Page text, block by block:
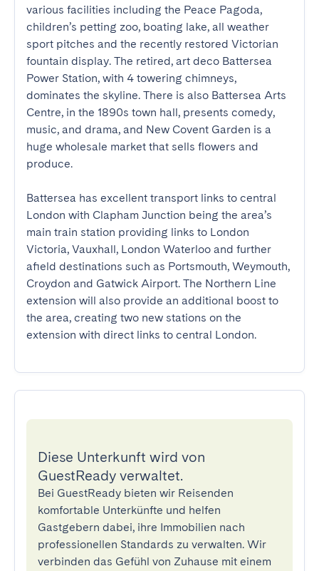
various facilities including the Peace Pagoda,
children’s petting zoo, boating lake, all weather
sport pitches and the recently restored Victorian
fountain display. The retired, art deco Battersea
Power Station, with 4 towering chimneys,
dominates the skyline. There is also Battersea Arts
Centre, in the 1890s town hall, presents comedy,
music, and drama, and New Covent Garden is a
huge wholesale market that sells flowers and
produce.
Battersea has excellent transport links to central
London with Clapham Junction being the area’s
main train station providing links to London
Victoria, Vauxhall, London Waterloo and further
afield destinations such as Portsmouth, Weymouth,
Croydon and Gatwick Airport. The Northern Line
extension will also provide an additional boost to
the area, creating two new stations on the
extension with direct links to central London.
Diese Unterkunft wird von
GuestReady verwaltet.
Bei GuestReady bieten wir Reisenden
komfortable Unterkünfte und helfen
Gastgebern dabei, ihre Immobilien nach
professionellen Standards zu verwalten. Wir
verbinden das Gefühl von Zuhause mit einem